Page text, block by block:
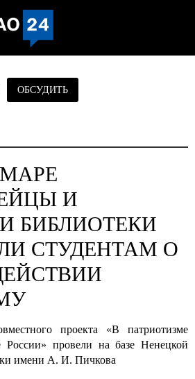
ОБСУДИТЬ
И
БИБЛИОТЕКИ
СТУДЕНТАМ О
проекта «В патриотизме
провели на базе Ненецкой
имени А. И. Пичкова